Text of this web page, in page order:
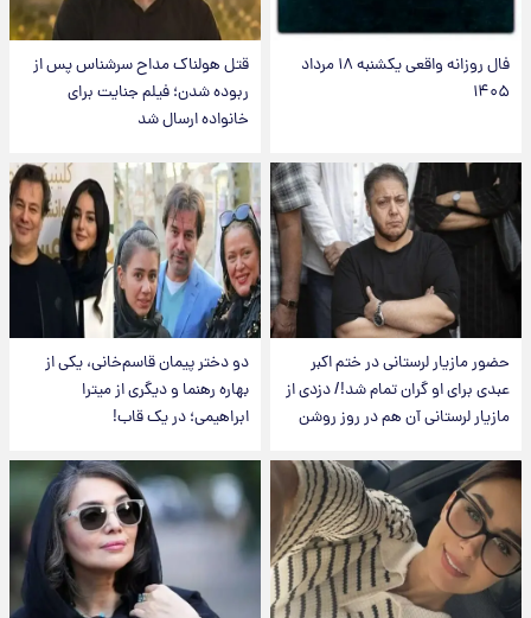
فال روزانه واقعی یکشنبه ۱۸ مرداد
۱۴۰۵
قتل هولناک مداح سرشناس پس از
ربوده شدن؛ فیلم جنایت برای
خانواده ارسال شد
حضور مازیار لرستانی در ختم اکبر
عبدی برای او گران تمام شد!/ دزدی از
مازیار لرستانی آن هم در روز روشن
دو دختر پیمان قاسم‌خانی، یکی از
بهاره رهنما و دیگری از میترا
ابراهیمی؛ در یک قاب!